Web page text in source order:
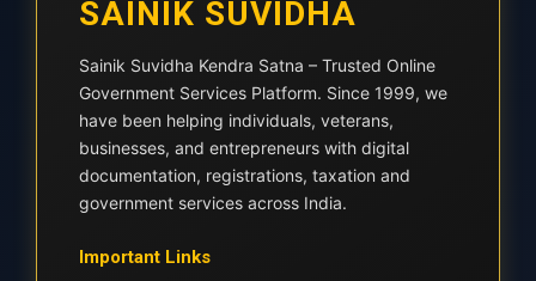
SAINIK SUVIDHA
Sainik Suvidha Kendra Satna – Trusted Online
Government Services Platform. Since 1999, we
have been helping individuals, veterans,
businesses, and entrepreneurs with digital
documentation, registrations, taxation and
government services across India.
Important Links